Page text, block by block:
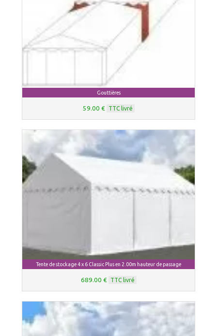
Gouttières
59.00 € TTC livré
Tente de stockage 4 x 6 Classic Plus en 2.00m hauteur de passage
689.00 € TTC livré